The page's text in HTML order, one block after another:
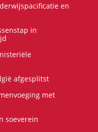
en
in
afgesplitst
met
soeverein